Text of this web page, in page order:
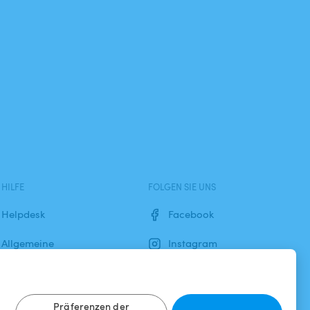
Präferenzen der
HILFE
Helpdesk
Allgemeine
FOLGEN SIE UNS
Facebook
Instagram